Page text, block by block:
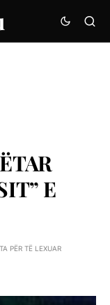
E
PËR TË LEXUAR